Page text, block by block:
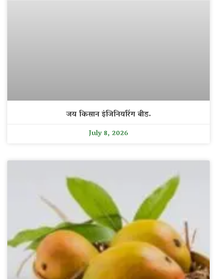
जय किसान इंजिनियरिंग बीड.
July 8, 2026